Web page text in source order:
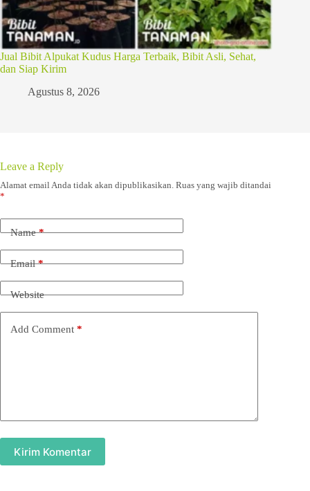
Jual Bibit Alpukat Kudus Harga Terbaik, Bibit Asli, Sehat,
dan Siap Kirim
Agustus 8, 2026
Leave a Reply
Alamat email Anda tidak akan dipublikasikan. Ruas yang wajib ditandai
*
Name*
Email*
Website
Add Comment *
Kirim Komentar